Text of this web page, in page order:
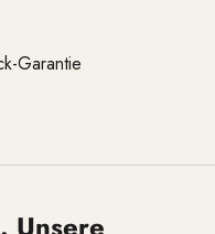
Garantie